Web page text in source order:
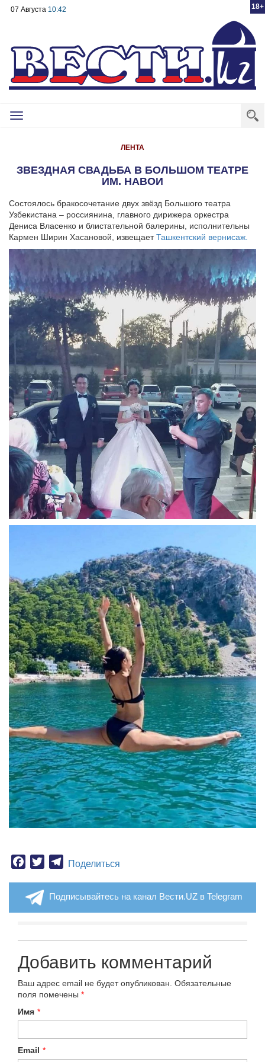
18+
07 Августа 10:42
Toggle
ЛЕНТА
ЗВЕЗДНАЯ СВАДЬБА В БОЛЬШОМ ТЕАТРЕ
ИМ. НАВОИ
Состоялось бракосочетание двух звёзд Большого театра
Узбекистана – россиянина, главного дирижера оркестра
Дениса Власенко и блистательной балерины, исполнительны
Кармен Ширин Хасановой, извещаетТашкентский вернисаж.
Facebook
TwitterTelegram
Поделиться
Подписывайтесь на канал Вести.UZ в Telegram
Добавить комментарий
Ваш адрес email не будет опубликован. Обязательные
поля помечены *
Имя *
Email *